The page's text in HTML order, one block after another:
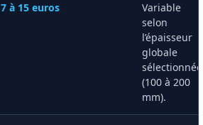
7 à 15 euros
Variable
selon
l’épaisseur
globale
sélectionnée
(100 à 200
mm).